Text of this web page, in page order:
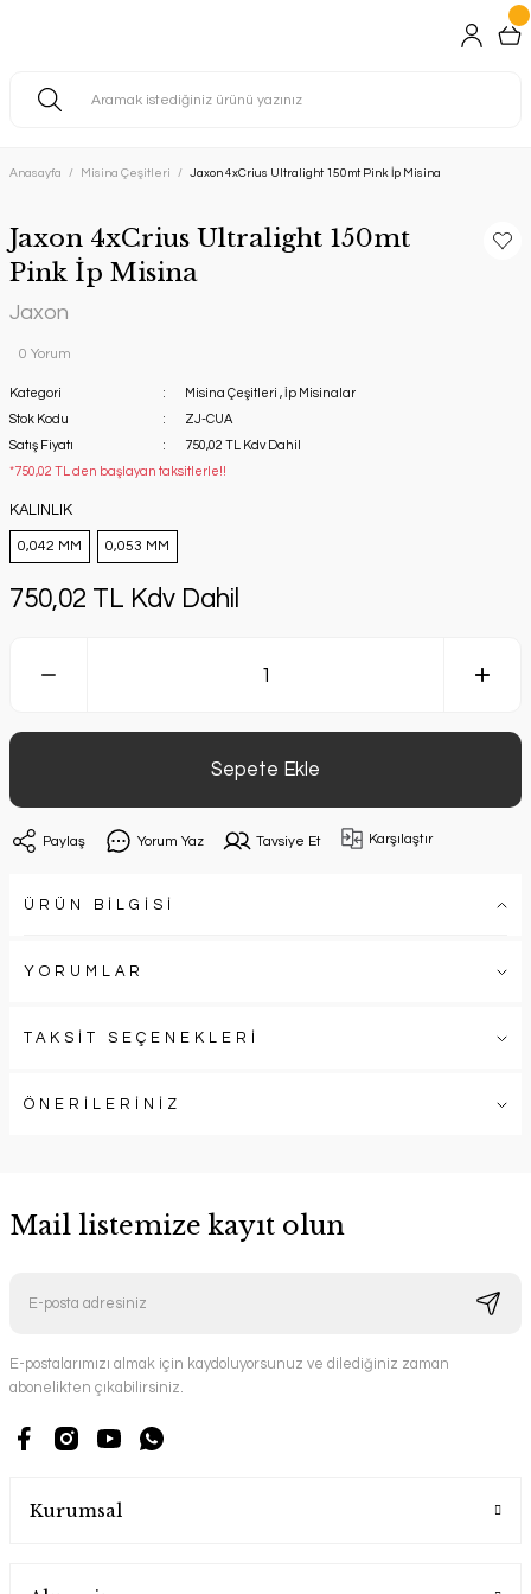
Anasayfa Misina Çeşitleri Jaxon 4xCrius Ultralight 150mt Pink İp Misina
Jaxon 4xCrius Ultralight 150mt
Pink İp Misina
Jaxon
0 Yorum
Kategori Misina Çeşitleri , İp Misinalar
Stok Kodu
ZJ-CUA
Satış Fiyatı
750,02 TL Kdv Dahil
*750,02 TL den başlayan taksitlerle!!
KALINLIK
0,042 MM 0,053 MM
750,02 TL Kdv Dahil
Sepete Ekle
Paylaş Yorum Yaz Tavsiye Et Karşılaştır
ÜRÜN BİLGİSİ
YORUMLAR
TAKSİT SEÇENEKLERİ
ÖNERİLERİNİZ
Mail listemize kayıt olun
E-postalarımızı almak için kaydoluyorsunuz ve dilediğiniz zaman
abonelikten çıkabilirsiniz.
Kurumsal